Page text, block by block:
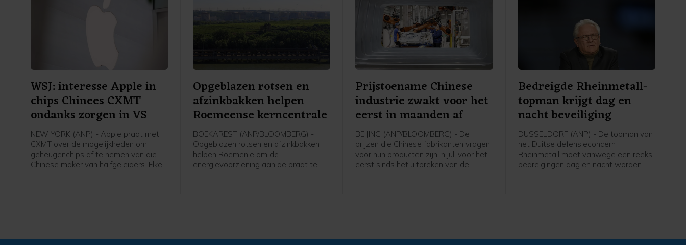
WSJ: interesse Apple in
chips Chinees CXMT
ondanks zorgen in VS
NEW YORK (ANP) - Apple praat met
CXMT over de mogelijkheden om
geheugenchips af te nemen van die
Chinese maker van halfgeleiders. Elke
Opgeblazen rotsen en
afzinkbakken helpen
Roemeense kerncentrale
BOEKAREST (ANP/BLOOMBERG) -
Opgeblazen rotsen en afzinkbakken
helpen Roemenië om de
energievoorziening aan de praat te
Prijstoename Chinese
industrie zwakt voor het
eerst in maanden af
BEIJING (ANP/BLOOMBERG) - De
prijzen die Chinese fabrikanten vragen
voor hun producten zijn in juli voor het
eerst sinds het uitbreken van de
Bedreigde Rheinmetall-
topman krijgt dag en
nacht beveiliging
DÜSSELDORF (ANP) - De topman van
het Duitse defensieconcern
Rheinmetall moet vanwege een reeks
bedreigingen dag en nacht worden